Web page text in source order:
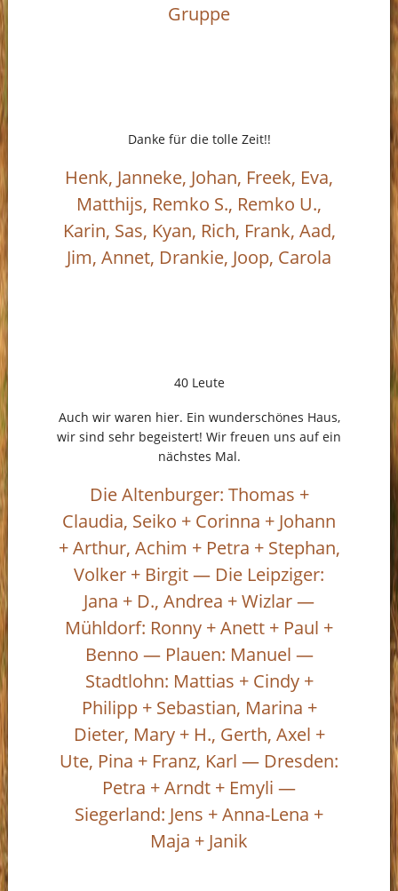
Gruppe
Danke für die tolle Zeit!!
Henk, Janneke, Johan, Freek, Eva,
Matthijs, Remko S., Remko U.,
Karin, Sas, Kyan, Rich, Frank, Aad,
Jim, Annet, Drankie, Joop, Carola
40 Leute
Auch wir waren hier. Ein wunderschönes Haus,
wir sind sehr begeistert! Wir freuen uns auf ein
nächstes Mal.
Die Altenburger: Thomas +
Claudia, Seiko + Corinna + Johann
+ Arthur, Achim + Petra + Stephan,
Volker + Birgit — Die Leipziger:
Jana + D., Andrea + Wizlar —
Mühldorf: Ronny + Anett + Paul +
Benno — Plauen: Manuel —
Stadtlohn: Mattias + Cindy +
Philipp + Sebastian, Marina +
Dieter, Mary + H., Gerth, Axel +
Ute, Pina + Franz, Karl — Dresden:
Petra + Arndt + Emyli —
Siegerland: Jens + Anna-Lena +
Maja + Janik